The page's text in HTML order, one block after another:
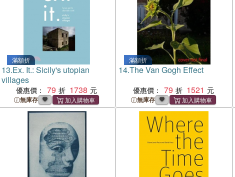
滿額折
13.Ex. It.: Sicily's utopian
villages
優惠價： 79 1738
無庫存
滿額折
14.The Van Gogh Effect
優惠價： 79 1521
無庫存